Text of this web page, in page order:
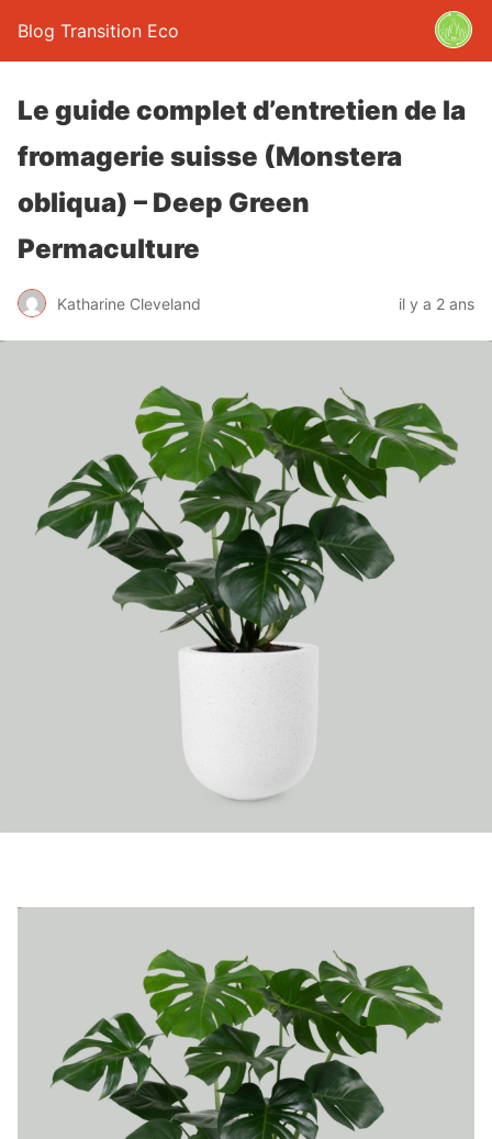
Blog Transition Eco
Le guide complet d’entretien de la
fromagerie suisse (Monstera
obliqua) – Deep Green
Permaculture
Katharine Cleveland il y a 2 ans